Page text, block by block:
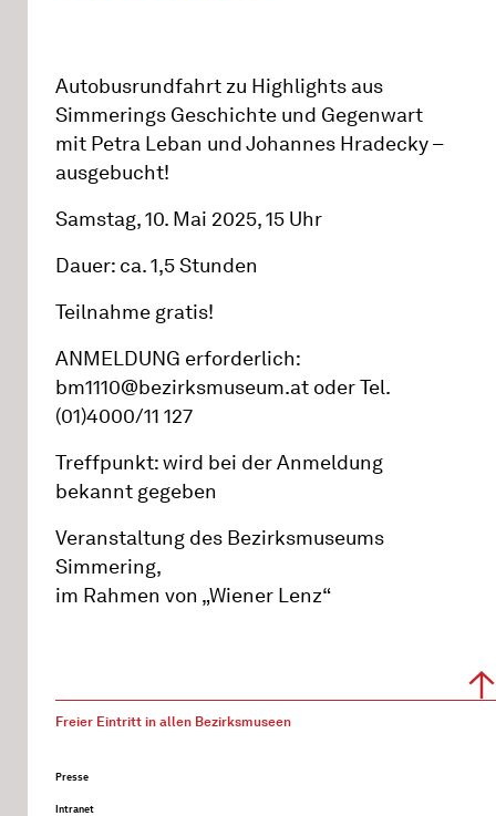
Autobusrundfahrt zu Highlights aus
Simmerings Geschichte und Gegenwart
mit Petra Leban und Johannes Hradecky –
ausgebucht!
Samstag, 10. Mai 2025, 15 Uhr
Dauer: ca. 1,5 Stunden
Teilnahme gratis!
ANMELDUNG erforderlich:
bm1110@bezirksmuseum.at oder Tel.
(01)4000/11 127
Treffpunkt: wird bei der Anmeldung
bekannt gegeben
Veranstaltung des Bezirksmuseums
Simmering,
im Rahmen von „Wiener Lenz“
Freier Eintritt in allen Bezirksmuseen
Presse
Intranet